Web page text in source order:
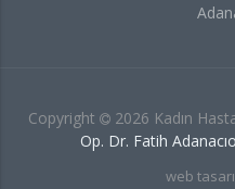
Copyright
2026 Kadın
Op. Dr. Fatih
web